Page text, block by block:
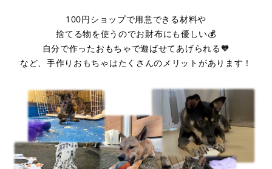
100円ショップで用意できる材料や
捨てる物を使うのでお財布にも優しい💰
自分で作ったおもちゃで遊ばせてあげられる🧡
など、手作りおもちゃはたくさんのメリットがあります！